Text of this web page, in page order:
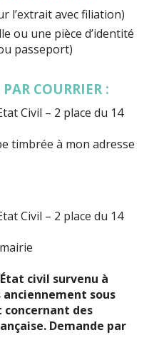
l’extrait avec filiation)
ou une pièce d’identité
passeport)
COURRIER :
Civil – 2 place du 14
timbrée à mon adresse
Civil – 2 place du 14
civil survenu à
sous
des
Demande par